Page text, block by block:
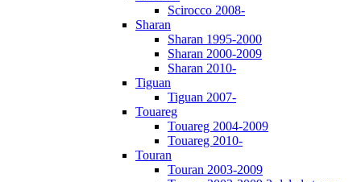
Scirocco 2008-
Sharan
Sharan 1995-2000
Sharan 2000-2009
Sharan 2010-
Tiguan
Tiguan 2007-
Touareg
Touareg 2004-2009
Touareg 2010-
Touran
Touran 2003-2009